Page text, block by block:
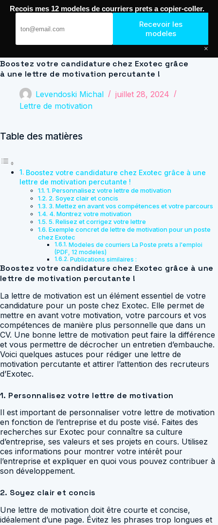
Passer
Boostez votre candidature chez Exotec grâce
à une lettre de motivation percutante !
Levendoski Michal
juillet 28, 2024
Lettre de motivation
Table des matières
Boostez votre candidature chez Exotec grâce à une
lettre de motivation percutante !
1. Personnalisez votre lettre de motivation
2. Soyez clair et concis
3. Mettez en avant vos compétences et votre parcours
4. Montrez votre motivation
5. Relisez et corrigez votre lettre
Exemple concret de lettre de motivation pour un poste
chez Exotec
Modeles de courriers La Poste prets a l'emploi
(PDF, 12 modeles)
Publications similaires :
Boostez votre candidature chez Exotec grâce à une
lettre de motivation percutante !
La lettre de motivation est un élément essentiel de votre
candidature pour un poste chez Exotec. Elle permet de
mettre en avant votre motivation, votre parcours et vos
compétences de manière plus personnelle que dans un
CV. Une bonne lettre de motivation peut faire la différence
et vous permettre de décrocher un entretien d’embauche.
Voici quelques astuces pour rédiger une lettre de
motivation percutante et attirer l’attention des recruteurs
d’Exotec.
1. Personnalisez votre lettre de motivation
Il est important de personnaliser votre lettre de motivation
en fonction de l’entreprise et du poste visé. Faites des
recherches sur Exotec pour connaître sa culture
d’entreprise, ses valeurs et ses projets en cours. Utilisez
ces informations pour montrer votre intérêt pour
l’entreprise et expliquer en quoi vous pouvez contribuer à
son développement.
2. Soyez clair et concis
Une lettre de motivation doit être courte et concise,
idéalement d’une page. Évitez les phrases trop longues et
Recois mes 12 modeles de courriers prets a copier-coller.
Recevoir les
modeles
×